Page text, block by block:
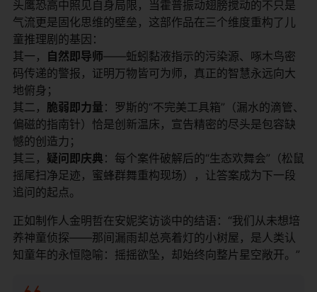
头鹰恐高中照见自身局限，当霍普振动翅膀搅动的不只是
气流更是固化思维的壁垒，这部作品在三个维度重构了儿
童推理剧的基因：
其一，​ ​自然即导师​​——蚯蚓黏液指示的污染源、啄木鸟密
码传递的警报，证明万物皆可为师，真正的智慧永远向大
地俯身；
其二，​ ​脆弱即力量​ ​：罗斯的“不完美工具箱”（漏水的滴管、
偏磁的指南针）恰是创新温床，宣告精密的尽头是包容缺
憾的创造力；
其三，​ ​疑问即庆典​ ​：每个案件破解后的“生态欢舞会”（松鼠
摇尾扫净足迹，蜜蜂群舞重构现场），让答案成为下一段
追问的起点。
正如制作人金明哲在安妮奖访谈中的结语：“我们从未想培
养神童侦探——那间漏雨却总亮着灯的小树屋，是人类认
知童年的永恒隐喻：摇摇欲坠，却始终向整片星空敞开。”